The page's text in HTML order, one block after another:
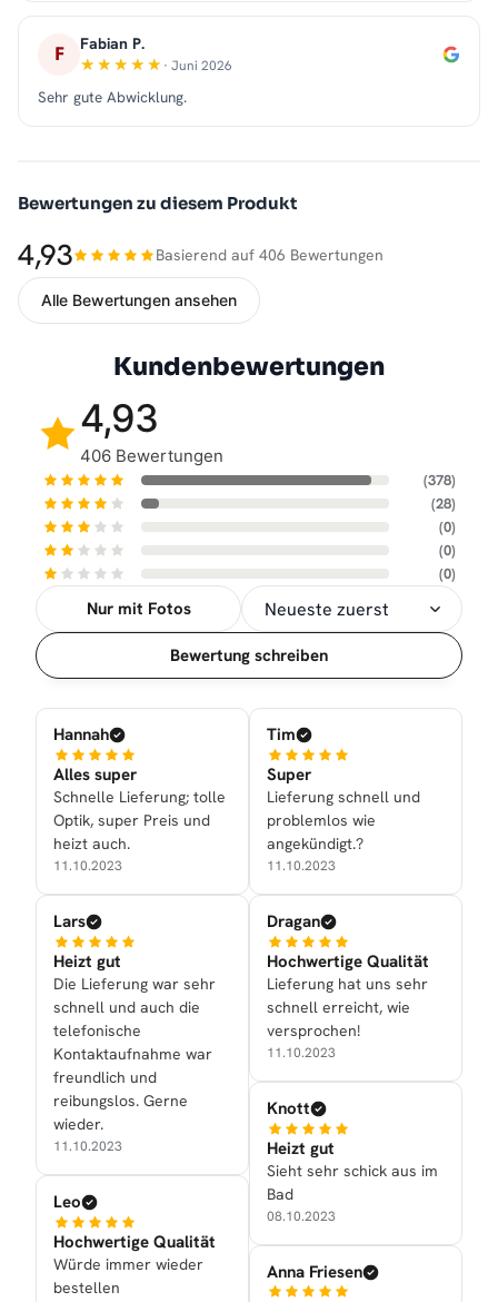
F Fabian P.
· Juni 2026
Sehr gute Abwicklung.
Bewertungen zu diesem Produkt
4,93 Basierend auf 406 Bewertungen
Alle Bewertungen ansehen
Kundenbewertungen
4,93
406 Bewertungen
(378)
(28)
(0)
(0)
(0)
Nur mit Fotos
Sortierung
Bewertung schreiben
Hannah
Alles super
Schnelle Lieferung; tolle
Optik, super Preis und
heizt auch.
11.10.2023
Lars
Heizt gut
Die Lieferung war sehr
schnell und auch die
telefonische
Kontaktaufnahme war
freundlich und
reibungslos. Gerne
wieder.
11.10.2023
Leo
Hochwertige Qualität
Würde immer wieder
bestellen
Tim
Super
Lieferung schnell und
problemlos wie
angekündigt.?
11.10.2023
Dragan
Hochwertige Qualität
Lieferung hat uns sehr
schnell erreicht, wie
versprochen!
11.10.2023
Knott
Heizt gut
Sieht sehr schick aus im
Bad
08.10.2023
Anna Friesen